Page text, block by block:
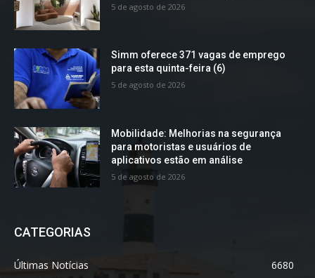
5 de agosto de 2026
Simm oferece 371 vagas de emprego
para esta quinta-feira (6)
5 de agosto de 2026
Mobilidade: Melhorias na segurança
para motoristas e usuários de
aplicativos estão em análise
5 de agosto de 2026
CATEGORIAS
Últimas Notícias
6680